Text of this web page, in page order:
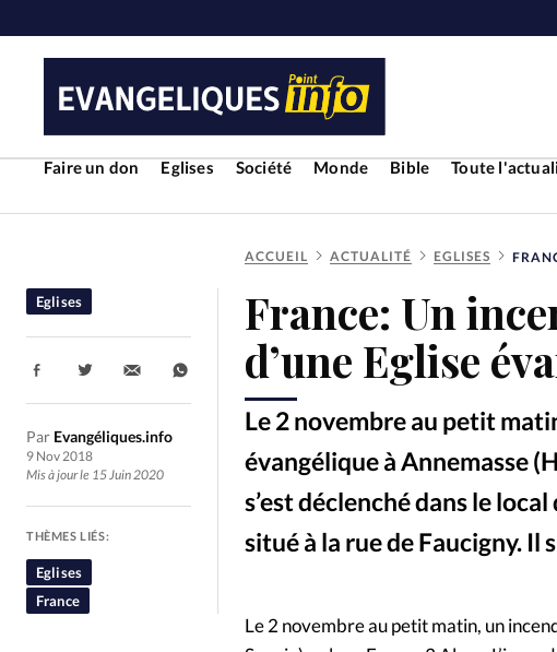
Faire un don Eglises Société Monde Bible
Toute
RUBRIQUES
Toute l'actualité Bible
Culture
Economie
Eglises Histoire
Liberté religieuse
Mission
People
Politique Religions
ACCUEIL ACTUALITÉ EGLISES
France: Un
d’une Eglise
Le 2 novembre au petit
évangélique à Annemasse
s’est déclenché dans le
situé à la rue de Faucigny.
Eglises
Par Evangéliques.info
9 Nov 2018
Mis à jour le 15 Juin 2020
Partager:
THÈMES LIÉS:
Eglises
France
Le 2 novembre au petit matin, un